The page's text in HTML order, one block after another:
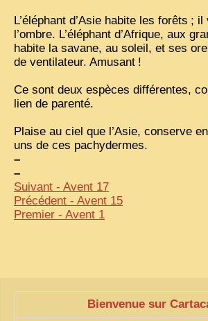
ARMÉE, JUSTICE, EDUCATION, RELIGION...
MÉTIERS, FÊTES, TRANSPORTS
TRADITIONS ET MODERNITÉ
INSOLITES
ENQUÊTES
2025 LAOS 1950 CPSM
2026 PERI, VIÊT-CONG
L’éléphant d’Asie habite les forêts ; il
l’ombre. L’éléphant d’Afrique, aux
habite la savane, au soleil, et ses
de ventilateur. Amusant !
Ce sont deux espèces différentes,
lien de parenté.
Plaise au ciel que l’Asie, conserve
uns de ces pachydermes.
–
–
Suivant - Avent 17
Précédent - Avent 15
Premier - Avent 1
Bienvenue sur